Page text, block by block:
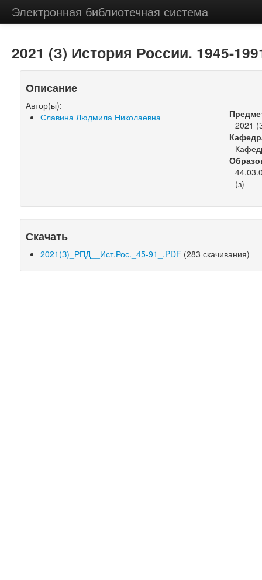
Электронная библиотечная система
2021 (З) История России. 1945-
Описание
Автор(ы):
Славина Людмила Николаевна
2021
(з)
Скачать
2021(З)_РПД__Ист.Рос._45-91_.PDF (283 скачивания)